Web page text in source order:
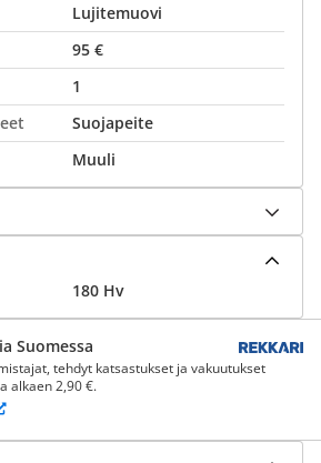
Lujitemuovi
95 €
1
Suojapeite
Muuli
180 Hv
Suomessa
tehdyt katsastukset ja vakuutukset
alkaen 2,90 €.